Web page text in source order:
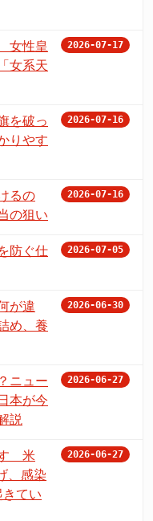
女性皇
女系天
2026-07-17
を破っ
りやす
2026-07-16
るの
の狙い
2026-07-16
防ぐ仕
2026-07-05
が違
め、養
2026-06-30
ニュー
本が今
説
2026-06-27
す 米
、感染
てい
2026-06-27